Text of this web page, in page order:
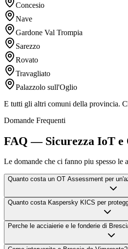
Concesio
Nave
Gardone Val Trompia
Sarezzo
Rovato
Travagliato
Palazzolo sull'Oglio
E tutti gli altri comuni della provincia.
Domande Frequenti
FAQ — Sicurezza IoT e
Le domande che ci fanno piu spesso le
Quanto costa un OT Assessment per
Quanto costa Kaspersky KICS per
Perche le acciaierie e le fonderie di